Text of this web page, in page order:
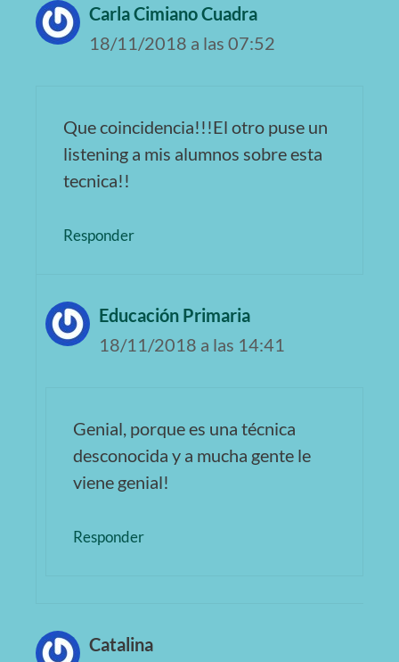
Carla Cimiano Cuadra
18/11/2018 a las 07:52
Que coincidencia!!!El otro puse un
listening a mis alumnos sobre esta
tecnica!!
Responder
Educación Primaria
18/11/2018 a las 14:41
Genial, porque es una técnica
desconocida y a mucha gente le
viene genial!
Responder
Catalina